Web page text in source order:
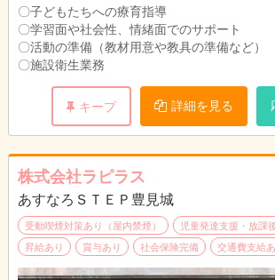
〇子どもたちへの療育指導
〇学習面や社会性、情緒面でのサポート
〇活動の準備（教材用意や教具の準備など）
〇施設衛生業務
キープ 詳細を見る
株式会社ラピラス
あすなろＳＴＥＰ豊見城
受動喫煙対策あり（屋内禁煙）
児童発達支援・放課
昇給あり
賞与あり 社会保険完備 交通費支給